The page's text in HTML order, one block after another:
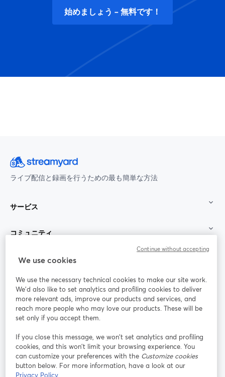
始めましょう - 無料です！
ライブ配信と録画を行うための最も簡単な方法
サービス
コミュニティ
StreamYard：
参加する
ライ
ンセ
ミナ
ー
Facebook
新しいタブで開く(Twitter)
YouTube
Instagram
新しいタブで開く
LinkedIn
新しいタブで開く
We use cookies
We use the necessary technical cookies to make our site work.
We'd also like to set analytics and profiling cookies to deliver
more relevant ads, improve our products and services, and
reach more people who may love our products. These will be
set only if you accept them.
If you close this message, we won’t set analytics and profiling
cookies, and this won’t limit your browsing experience. You
can customize your preferences with the Customize cookies
button below. For more information, have a look at our
Privacy Policy
Continue without accepting